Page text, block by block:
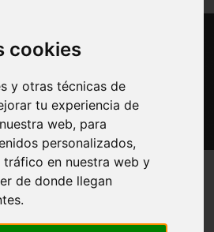
cookies
y otras técnicas de
tu experiencia de
web, para
personalizados,
tráfico en nuestra web y
de donde llegan
Brócoli
Gastronomía Hortalizas-Verduras